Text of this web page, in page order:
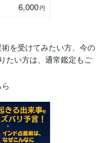
6,000円
を受けてみたい方、今の
たい方は、通常鑑定もご